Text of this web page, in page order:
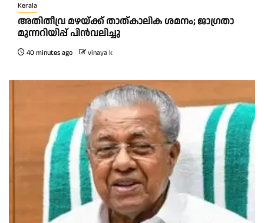
Kerala
അ​തി​തീ​വ്ര മ​ഴ​യ്ക്ക് താ​ത്കാ​ലി​ക ശ​മ​നം; ജാ​ഗ്ര​താ
മു​ന്ന​റി​യി​പ്പ് പി​ന്‍​വ​ലി​ച്ചു
40 minutes ago vinaya k